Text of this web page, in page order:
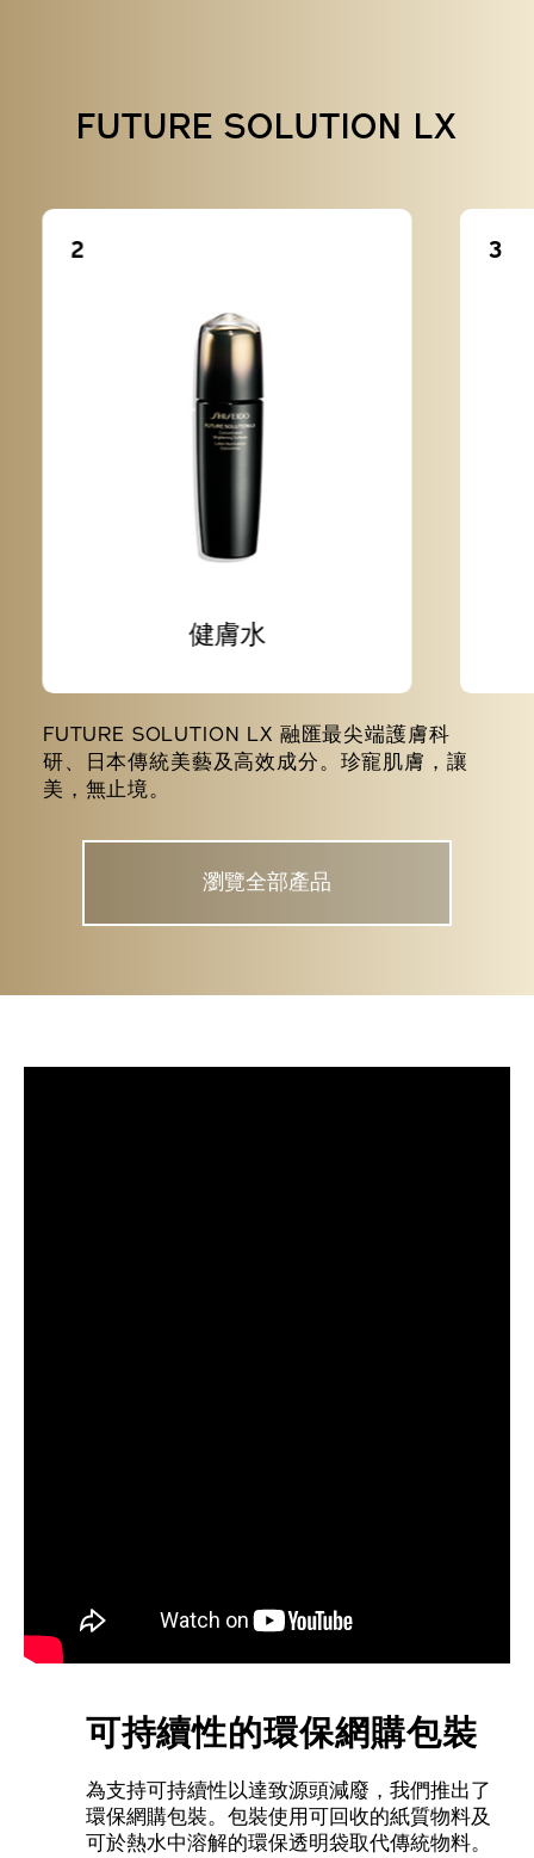
FUTURE SOLUTION LX
2
健膚水
3
FUTURE SOLUTION LX 融匯最尖端護膚科
研、日本傳統美藝及高效成分。珍寵肌膚，讓
美，無止境。
瀏覽全部產品
可持續性的環保網購包裝
為支持可持續性以達致源頭減廢，我們推出了
環保網購包裝。包裝使用可回收的紙質物料及
可於熱水中溶解的環保透明袋取代傳統物料。